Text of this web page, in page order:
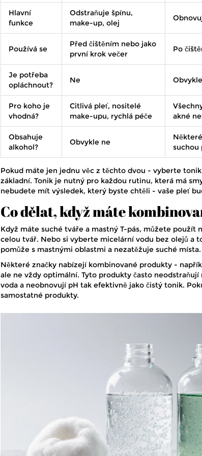
Hlavní
funkce
Odstraňuje špínu,
make-up, olej
Používá se
Před čištěním nebo jako
první krok večer
Po
Je potřeba
opláchnout?
Ne
Pro koho je
vhodná?
Citlivá pleť, nositelé
make-upu, rychlá péče
akné
Obsahuje
alkohol?
Obvykle ne
suchou
Pokud máte jen jednu věc z těchto dvou - vyberte
základní. Tonik je nutný pro každou rutinu, která má
nebudete mít výsledek, který byste chtěli - vaše pleť
Co dělat, když máte
Když máte suché tváře a mastný T-pás, můžete použít
celou tvář. Nebo si vyberte micelární vodu bez olejů a
pomůže s mastnými oblastmi a nezatěžuje suché místa.
Některé značky nabízejí kombinované produkty -
ale ne vždy optimální. Tyto produkty často
voda a neobnovují pH tak efektivně jako čistý tonik.
samostatné produkty.